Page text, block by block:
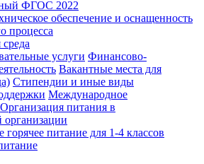
ФГОС 2022
обеспечение и оснащенность
процесса
услуги Финансово-
Вакантные места для
Стипендии и иные виды
Международное
Организация питания в
организации
горячее питание для 1-4 классов